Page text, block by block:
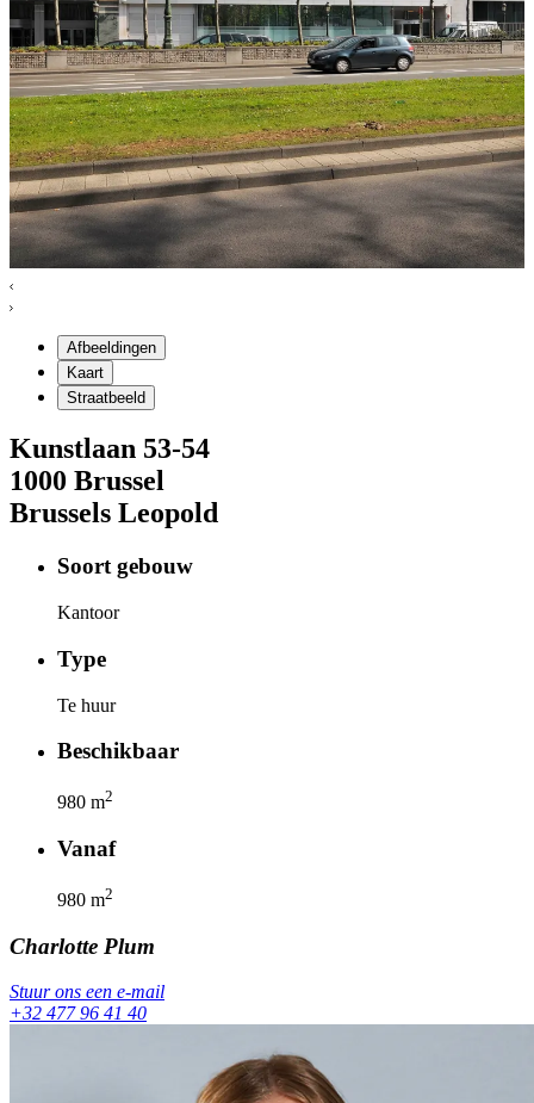
Afbeeldingen
Kaart
Straatbeeld
Kunstlaan 53-54
1000 Brussel
Brussels Leopold
Soort gebouw
Kantoor
Type
Te huur
Beschikbaar
980 m2
Vanaf
980 m2
Charlotte Plum
Stuur ons een e-mail
+32 477 96 41 40